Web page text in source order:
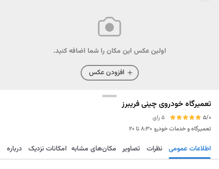
اولین عکس این مکان را شما اضافه کنید.
افزودن عکس
تعمیرگاه خودروی چینی فریبرز
5/0
5 رای
تعمیرگاه و خدمات خودرو ۸:۳۰ تا ۲۰
مسیریابی ذخیره ارسال تماس اطلاعات عمومی نظرات تصاویر مکان‌های مشابه امکانات نزدیک درباره